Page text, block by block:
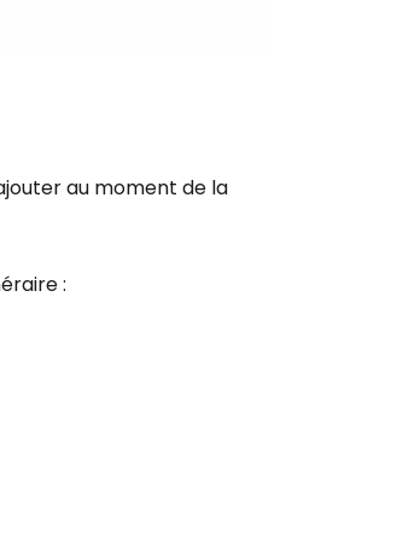
au moment de la
: